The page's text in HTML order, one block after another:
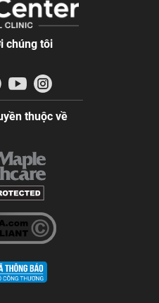
chúng tôi
thuộc về